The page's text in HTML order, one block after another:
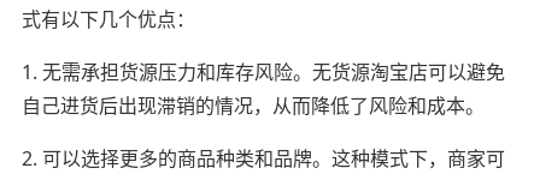
式有以下几个优点：
1. 无需承担货源压力和库存风险。无货源淘宝店可以避免
自己进货后出现滞销的情况，从而降低了风险和成本。
2. 可以选择更多的商品种类和品牌。这种模式下，商家可